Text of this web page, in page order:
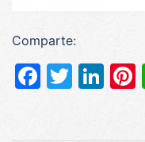
Comparte: